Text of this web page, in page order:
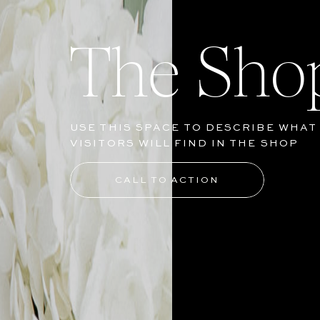
USE THIS SPACE TO DESCRIBE WHAT
VISITORS WILL FIND IN THE SHOP
The
CALL TO ACTION